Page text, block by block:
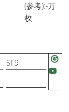
(参考):-万
枚
SF9